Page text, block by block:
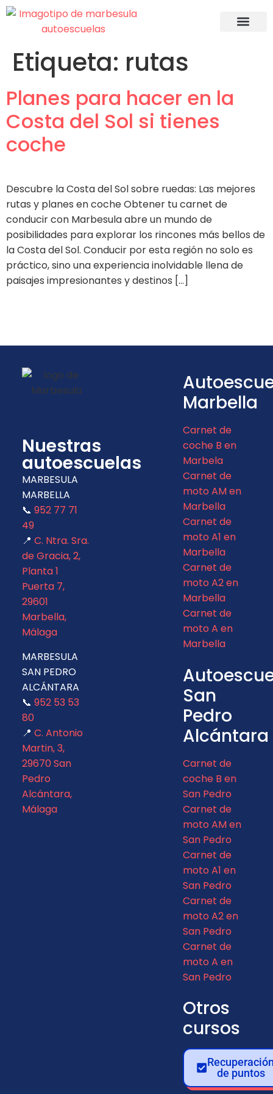
Etiqueta: rutas
Planes para hacer en la
Costa del Sol si tienes
coche
Descubre la Costa del Sol sobre ruedas: Las mejores
rutas y planes en coche Obtener tu carnet de
conducir con Marbesula abre un mundo de
posibilidades para explorar los rincones más bellos de
la Costa del Sol. Conducir por esta región no solo es
práctico, sino una experiencia inolvidable llena de
paisajes impresionantes y destinos […]
Nuestras
autoescuelas
MARBESULA
MARBELLA
📞 952 77 71
49
📍 C. Ntra. Sra.
de Gracia, 2,
Planta 1
Puerta 7,
29601
Marbella,
Málaga
MARBESULA
SAN PEDRO
ALCÁNTARA
📞 952 53 53
80
📍 C. Antonio
Martin, 3,
29670 San
Pedro
Alcántara,
Málaga
Marbella
Carnet de
coche B en
Marbela
Carnet de
moto AM en
Marbella
Carnet de
moto A1 en
Marbella
Carnet de
moto A2 en
Marbella
Carnet de
moto A en
Marbella
San
Pedro
Alcántara
Carnet de
coche B en
San Pedro
Carnet de
moto AM en
San Pedro
Carnet de
moto A1 en
San Pedro
Carnet de
moto A2 en
San Pedro
Carnet de
moto A en
San Pedro
Otros
cursos
de puntos